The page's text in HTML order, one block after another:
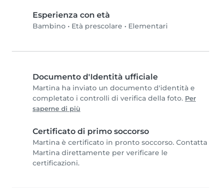
Esperienza con età
Bambino • Età prescolare • Elementari
Documento d'Identità ufficiale
Martina ha inviato un documento d'identità e
completato i controlli di verifica della foto. Per
saperne di più
Certificato di primo soccorso
Martina è certificato in pronto soccorso. Contatta
Martina direttamente per verificare le
certificazioni.